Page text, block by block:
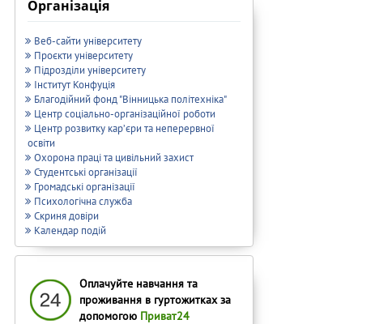
Організація
Веб-сайти університету
Проєкти університету
Підрозділи університету
Інститут Конфуція
Благодійний фонд "Вінницька політехніка"
Центр соціально-організаційної роботи
Центр розвитку кар’єри та неперервної
освіти
Охорона праці та цивільний захист
Студентські організації
Громадські організації
Психологічна служба
Скриня довіри
Календар подій
Оплачуйте навчання та
проживання в гуртожитках за
допомогою Приват24